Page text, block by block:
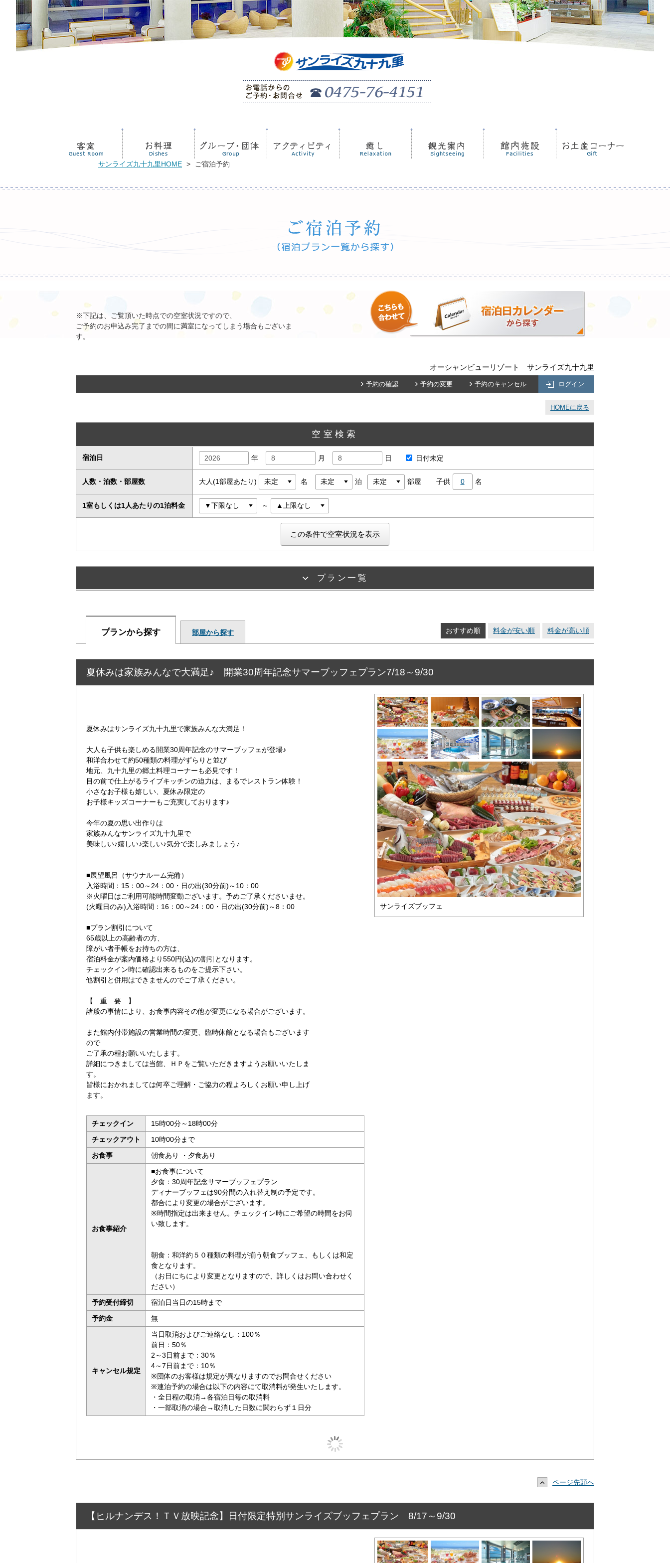
新着情報 リンク 交通案内 観光案内 お土産コーナー 日帰り宴会プラン 営業のご案内
サンライズ九十九里HOME > ご宿泊予約
※下記は、ご覧頂いた時点での空室状況ですので、
ご予約のお申込み完了までの間に満室になってしまう場合もございま
す。
オーシャンビューリゾート サンライズ九十九里
予約の確認 予約の変更 予約のキャンセル ログイン
HOMEに戻る
空室検索
宿泊日 年 月 日 日付未定
人数・泊数・部屋数 大人(1部屋あたり) 名 泊 部屋 子供 0 名
1室もしくは1人あたりの1泊料金 ～
プラン一覧
プランから探す 部屋から探す おすすめ順 料金が安い順 料金が高い順
夏休みは家族みんなで大満足♪ 開業30周年記念サマーブッフェプラン7/18～9/30
夏休みはサンライズ九十九里で家族みんな大満足！
大人も子供も楽しめる開業30周年記念のサマーブッフェが登場♪
和洋合わせて約50種類の料理がずらりと並び
地元、九十九里の郷土料理コーナーも必見です！
目の前で仕上がるライブキッチンの迫力は、まるでレストラン体験！
小さなお子様も嬉しい、夏休み限定の
お子様キッズコーナーもご充実しております♪
今年の夏の思い出作りは
家族みんなサンライズ九十九里で
美味しい♪嬉しい♪楽しい♪気分で楽しみましょう♪
■展望風呂（サウナルーム完備）
入浴時間：15：00～24：00・日の出(30分前)～10：00
※火曜日はご利用可能時間変動ございます。予めご了承くださいませ。
(火曜日のみ)入浴時間：16：00～24：00・日の出(30分前)～8：00
■プラン割引について
65歳以上の高齢者の方、
障がい者手帳をお持ちの方は、
宿泊料金が案内価格より550円(込)の割引となります。
チェックイン時に確認出来るものをご提示下さい。
他割引と併用はできませんのでご了承ください。
【 重 要 】
諸般の事情により、お食事内容その他が変更になる場合がございます。
また館内付帯施設の営業時間の変更、臨時休館となる場合もございます
ので
ご了承の程お願いいたします。
詳細につきましては当館、ＨＰをご覧いただきますようお願いいたしま
す。
皆様におかれましては何卒ご理解・ご協力の程よろしくお願い申し上げ
ます。
チェックイン
15時00分～18時00分
チェックアウト
10時00分まで
お食事
朝食あり ・夕食あり
お食事紹介
■お食事について
夕食：30周年記念サマーブッフェプラン
ディナーブッフェは90分間の入れ替え制の予定です。
都合により変更の場合がございます。
※時間指定は出来ません。チェックイン時にご希望の時間をお伺
い致します。
朝食：和洋約５０種類の料理が揃う朝食ブッフェ、もしくは和定
食となります。
（お日にちにより変更となりますので、詳しくはお問い合わせく
ださい）
予約受付締切
宿泊日当日の15時まで
予約金
無
キャンセル規定
当日取消およびご連絡なし：100％
前日：50％
2～3日前まで：30％
4～7日前まで：10％
※団体のお客様は規定が異なりますのでお問合せください
※連泊予約の場合は以下の内容にて取消料が発生いたします。
・全日程の取消→各宿泊日毎の取消料
・一部取消の場合→取消した日数に関わらず１日分
サンライズブッフェ
ページ先頭へ
【ヒルナンデス！ＴＶ放映記念】日付限定特別サンライズブッフェプラン 8/17～9/30